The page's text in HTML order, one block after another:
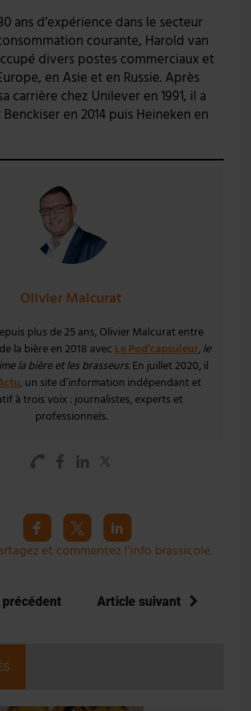
ans d’expérience dans le secteur
courante, Harold van
divers postes commerciaux et
en Asie et en Russie. Après
carrière chez Unilever en 1991, il a
en 2014 puis Heineken en
Olivier Malcurat
plus de 25 ans, Olivier Malcurat entre
la bière en 2018 avecLe Pod’capsuleur, le
la bière et les brasseurs. En juillet 2020, il
, un site d’information indépendant et
à trois voix : journalistes, experts et
professionnels.
et commentez l’info brassicole.
Article suivant